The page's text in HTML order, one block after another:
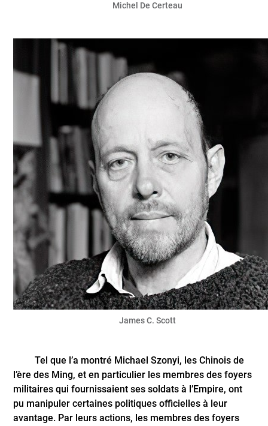
Michel De Certeau
James C. Scott
Tel que l’a montré Michael Szonyi, les Chinois de
l’ère des Ming, et en particulier les membres des foyers
militaires qui fournissaient ses soldats à l’Empire, ont
pu manipuler certaines politiques officielles à leur
avantage. Par leurs actions, les membres des foyers